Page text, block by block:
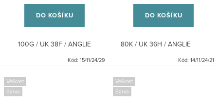
DO KOŠÍKU
100G / UK 38F / ANGLIE
Kód: 15/11/24/29
DO KOŠÍKU
80K / UK 36H / ANGLIE
Kód: 14/11/24/21
Velikost
Barva
Velikost
Barva